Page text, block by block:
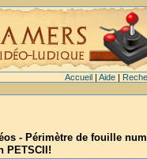
Accueil| Aide|
- Périmètre de fouille
PETSCII!